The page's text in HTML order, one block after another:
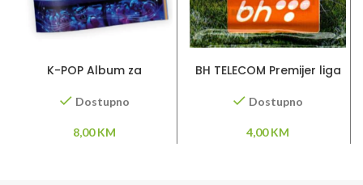
K-POP Album za
Dostupno
8,00KM
BH TELECOM Premijer liga
Dostupno
4,00KM